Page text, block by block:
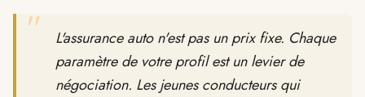
"
L'assurance auto n'est pas un prix fixe. Chaque
paramètre de votre profil est un levier de
négociation. Les jeunes conducteurs qui